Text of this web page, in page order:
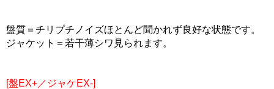
盤質＝チリプチノイズほとんど聞かれず良好な状態です。
ジャケット＝若干薄シワ見られます。
[盤EX+／ジャケEX-]